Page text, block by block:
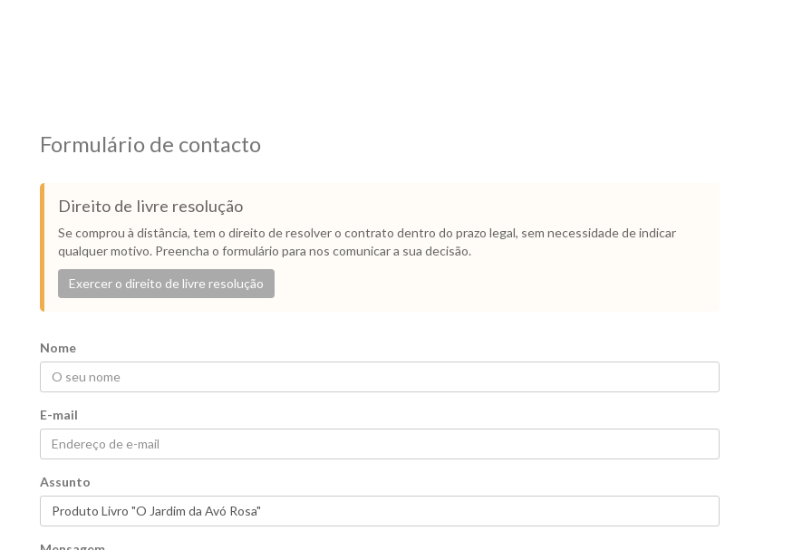
Formulário de contacto
Direito de livre resolução
Se comprou à distância, tem o direito de resolver o contrato dentro do prazo legal, sem necessidade de indicar
qualquer motivo. Preencha o formulário para nos comunicar a sua decisão.
Exercer o direito de livre resolução
Nome
E-mail
Assunto